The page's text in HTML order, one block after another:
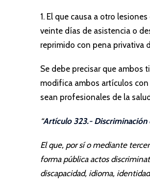
1. El que causa a otro
veinte días de asistencia o
reprimido con pena privativa
Se debe precisar que ambos
modifica ambos artículos
sean profesionales de la
“Artículo 323.- Discriminación
El que, por sí o mediante
forma pública actos
discapacidad, idioma,